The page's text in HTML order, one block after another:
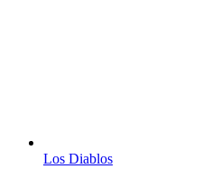
Los Diablos